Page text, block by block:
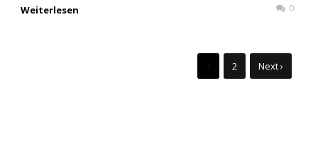
Weiterlesen 0
2 Next ›